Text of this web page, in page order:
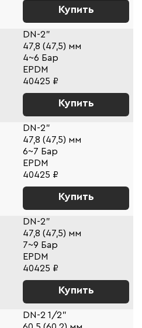
Купить
DN-2"
47,8 (47,5) мм
4~6 Бар
EPDM
40425 ₽
Купить
DN-2"
47,8 (47,5) мм
6~7 Бар
EPDM
40425 ₽
Купить
DN-2"
47,8 (47,5) мм
7~9 Бар
EPDM
40425 ₽
Купить
DN-2 1/2"